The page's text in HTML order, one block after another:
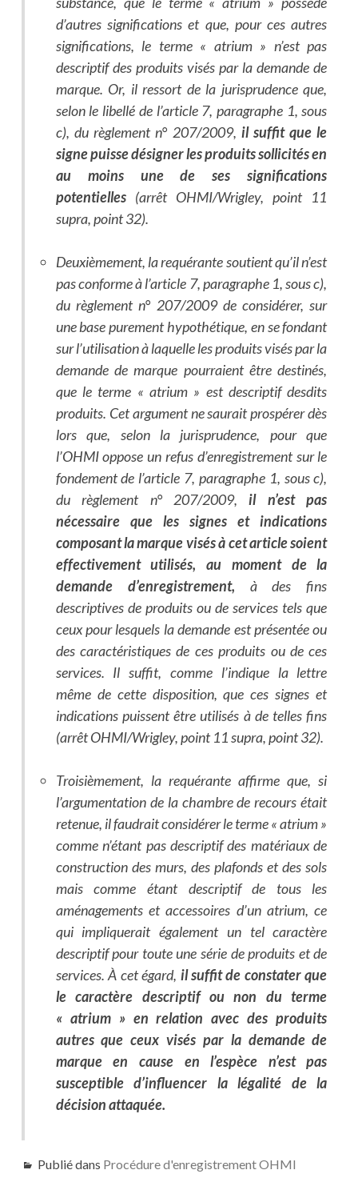
d’autres significations et que, pour ces autres
significations, le terme « atrium » n’est pas
descriptif des produits visés par la demande de
marque. Or, il ressort de la jurisprudence que,
selon le libellé de l’article 7, paragraphe 1, sous
c), du règlement n° 207/2009, il suffit que le
signe puisse désigner les produits sollicités en
au moins une de ses significations
potentielles (arrêt OHMI/Wrigley, point 11
supra, point 32).
Deuxièmement, la requérante soutient qu’il n’est
pas conforme à l’article 7, paragraphe 1, sous c),
du règlement n° 207/2009 de considérer, sur
une base purement hypothétique, en se fondant
sur l’utilisation à laquelle les produits visés par la
demande de marque pourraient être destinés,
que le terme « atrium » est descriptif desdits
produits. Cet argument ne saurait prospérer dès
lors que, selon la jurisprudence, pour que
l’OHMI oppose un refus d’enregistrement sur le
fondement de l’article 7, paragraphe 1, sous c),
du règlement n° 207/2009,il n’est pas
nécessaire que les signes et indications
composant la marque visés à cet article soient
effectivement utilisés, au moment de la
demande d’enregistrement, à des fins
descriptives de produits ou de services tels que
ceux pour lesquels la demande est présentée ou
des caractéristiques de ces produits ou de ces
services. Il suffit, comme l’indique la lettre
même de cette disposition, que ces signes et
indications puissent être utilisés à de telles fins
(arrêt OHMI/Wrigley, point 11 supra, point 32).
Troisièmement, la requérante affirme que, si
l’argumentation de la chambre de recours était
retenue, il faudrait considérer le terme « atrium »
comme n’étant pas descriptif des matériaux de
construction des murs, des plafonds et des sols
mais comme étant descriptif de tous les
aménagements et accessoires d’un atrium, ce
qui impliquerait également un tel caractère
descriptif pour toute une série de produits et de
services. À cet égard, il suffit de constater que
le caractère descriptif ou non du terme
« atrium » en relation avec des produits
autres que ceux visés par la demande de
marque en cause en l’espèce n’est pas
susceptible d’influencer la légalité de la
décision attaquée.
Publié dans Procédure d'enregistrement OHMI